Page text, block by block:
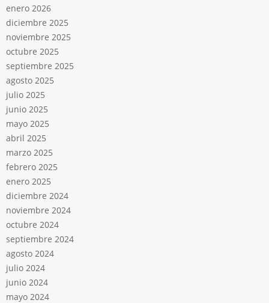
enero 2026
diciembre 2025
noviembre 2025
octubre 2025
septiembre 2025
agosto 2025
julio 2025
junio 2025
mayo 2025
abril 2025
marzo 2025
febrero 2025
enero 2025
diciembre 2024
noviembre 2024
octubre 2024
septiembre 2024
agosto 2024
julio 2024
junio 2024
mayo 2024